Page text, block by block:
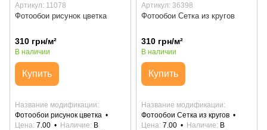
Артикул: 11078
Фотообои рисунок цветка
310 грн/м²
В наличии
Купить
Название модификации
Фотообои рисунок цветка
Цена 7.00 Наличие В
Артикул: 36398
Фотообои Сетка из кругов
310 грн/м²
В наличии
Купить
Название модификации
Фотообои Сетка из кругов
Цена 7.00 Наличие В